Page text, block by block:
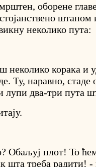
оборене
штапом
неколико пута:
неколико корака и
Ту, наравно, стаде
лупи два-три пута
Обаљуј плот! То
шта треба радити!